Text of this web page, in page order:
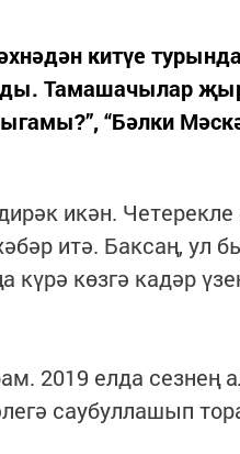
китүе
Тамашачылар
“Бәлки
икән.
итә. Баксаң, ул
көзгә кадәр
2019 елда
саубуллашып